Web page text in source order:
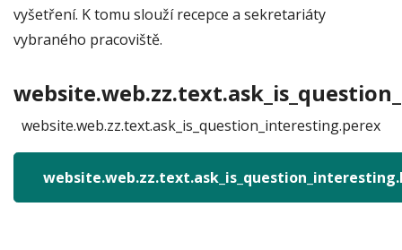
vyšetření. K tomu slouží recepce a sekretariáty
vybraného pracoviště.
website.web.zz.text.ask_is_question_interesting.perex